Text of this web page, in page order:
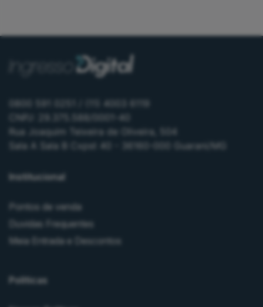
0800 591 0251 / (11) 4003 6119
CNPJ: 29.375.588/0001-40
Rua Joaquim Teixeira de Oliveira, 504
Sala A Sala B Cxpst 40 - 36160-000 Guarani/MG
Institucional
Pontos de venda
Duvidas Frequentes
Meia Entrada e Descontos
Políticas